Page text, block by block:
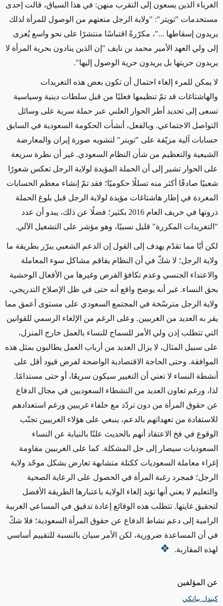
عن المؤلفين
كيندل بيانكي
الغرباء الذين يسعون إلى التقرب منهن: في هذا السياق، قالت إحدى
مستخدمات "تويتر": "ولاية الرجل منعتهم من الوصول للمرأة لذلك
يريدون إسقاطها ..."، مكرّرةً اقتباسًا منتشرًا على نحو واسع يُعزى
إلى ولي العهد الأمير محمد بن نايف "إن الذين ينادون بحرية المرأة لا
يريدون حريتها بل يريدون حرية الوصول إليها".
لا يمكن للمرء إلغاء احتمال أن تكون بعض هذه التغريدات
والهاشتاغات قد تمّ تنظيمها فعليًا من قبل سلطات دينية وسياسية
تسعى إلى تحديد أطر الحوار العلني عبر حملة سرية على وسائل
التواصل الاجتماعي. وبالفعل، أنشأت الحكومة السعودية في السابق
حسابات آلية مزيّفة على "تويتر" لتشويه صورة إيران والمعارضة
الشيعية والتعظيم من شأن النظام السعودي. غير أن نظرة سريعة
على الحوار تشير إلى أن الحملة المؤيدة لولاية الرجل تعكس شعورًا
شعبيًا صادقًا أكثر منه تسللًا حكوميًا؛ فقد تمّ إنشاء معظم الحسابات
المغردة في إطار هاشتاغات مؤيدة لولاية الرجل قبل بلوغ الحملة
ذروتها في خريف العام 2016 بكثير؛ فضلًا عن ذلك، يبدو أن عدد
"التغريدات المكررة" قليل نسبيًا، وهو مؤشر على التشغيل الآلي.
لكن أيًا مما تقدّم يهدف إلى القول إن الدعم الشعبي يبرّر بطريقة ما
ولاية الرجل؛ لا شكّ في أن النظام يفاقم مشاكل سوء المعاملة
والاعتداء الجنسي وعدم تكافؤ الفرص وغيرها من الأفعال الوحشية
بحق النساء. غير أنه يوضح واقع أنه حتى في ظل الإصلاح التدريجي،
ولاية الرجل مترسّخة في المجتمع السعودي على مستوى أعمق مما
يقر به العديد من الغربيين. وعلى الرغم من الإلغاء الرسمي للقوانين
التي تتطلب إذن ولي الأمر للسماح للنساء بالعمل خارج المنزل،
على سبيل المثال، لا يزال العديد من أرباب العمل يطالبون بمثل هذه
الموافقة. وحتى الحاجة الاقتصادية الواضحة لفرض قيود أقل على
أنشطة النساء لا تعني أن التغيير سيكون سريعًا، أو حتى مستدامًا.
لذا، ورغم تعاون العديد من النشطاء السعوديين في مجال الدفاع
عن حقوق المرأة من دون تردّد مع حلفاء غربيين ورغم استعدادهم
للاستفادة من تعهداتهم بالدعم، ينبغي على هؤلاء الغربيين تجنّب
الوقوع في فخ الاعتقاد أنهم بالحديث علنًا بالنيابة عن النساء
السعوديات سيصار إلى حل المشكلة. كما على الغربيين مقاومة
إغراء معاملة السعوديات ككتلة متشابهة تعارض بشكل موحّد ولاية
الرجل؛ فمجرد رغبة المرأة في الحصول على الرعاية الصحية
والتعليم لا يعني أنها تؤيد إلغاء الولاية باعتبارها الطريقة الأفضل
لتحقيق غايتها. تتطلب هذه الوقائع إعادة تدقيق في المساعي الغربية
الرامية إلى دعم نشاط الدفاع عن حقوق المرأة السعودية؛ فلا شكّ
في أن المساعدة ضرورية، لكن الأمر سيان بالنسبة للتقييم أساسي
لهذه المقاربة.